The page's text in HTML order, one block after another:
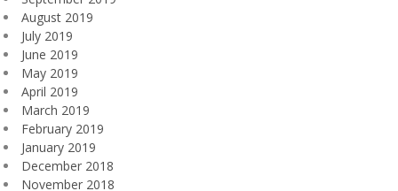
August 2019
July 2019
June 2019
May 2019
April 2019
March 2019
February 2019
January 2019
December 2018
November 2018